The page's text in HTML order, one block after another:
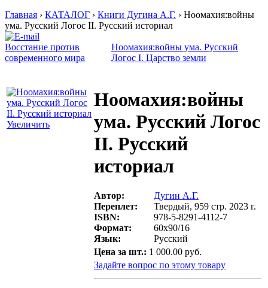
Главная › КАТАЛОГ › Книги Дугина А.Г. › Ноомахия:войны
ума. Русский Логос II. Русский историал
Восстание против
современного мира
Ноомахия:войны ума. Русский
Логос I. Царство земли
Увеличить
Ноомахия:войны
ума. Русский Логос
II. Русский
историал
Автор:
Дугин А.Г.
Переплет:
Твердый, 959 стр. 2023 г.
ISBN:
978-5-8291-4112-7
Формат:
60х90/16
Язык:
Русский
Цена за шт.: 1 000.00 руб.
Задайте вопрос по этому товару